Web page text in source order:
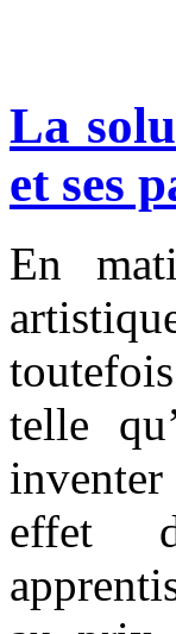
La
et ses
En
telle
effet